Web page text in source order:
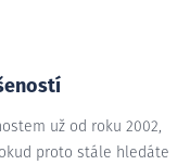
už od roku 2002,
proto stále hledáte